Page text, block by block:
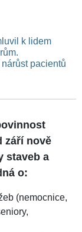
k lidem
pacientů
září nově
staveb a
o:
(nemocnice,